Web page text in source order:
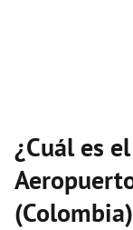
¿Cuál es